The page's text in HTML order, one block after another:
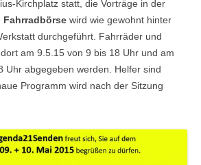
Kirchplatz statt, die Vorträge in der
Fahrradbörse wird wie gewohnt hinter
durchgeführt. Fahrräder und
am 9.5.15 von 9 bis 18 Uhr und am
Uhr abgegeben werden. Helfer sind
Programm wird nach der Sitzung